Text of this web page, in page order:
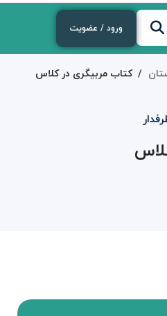
ورود / عضویت
کتاب مربیگری در کلاس